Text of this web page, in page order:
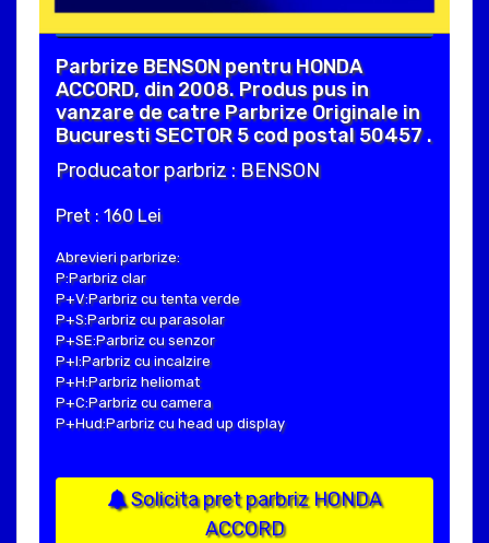
Parbrize BENSON pentru HONDA
ACCORD, din 2008. Produs pus in
vanzare de catre Parbrize Originale in
Bucuresti SECTOR 5 cod postal 50457 .
Producator parbriz : BENSON
Pret : 160 Lei
Abrevieri parbrize:
P:Parbriz clar
P+V:Parbriz cu tenta verde
P+S:Parbriz cu parasolar
P+SE:Parbriz cu senzor
P+I:Parbriz cu incalzire
P+H:Parbriz heliomat
P+C:Parbriz cu camera
P+Hud:Parbriz cu head up display
Solicita pret parbriz HONDA
ACCORD